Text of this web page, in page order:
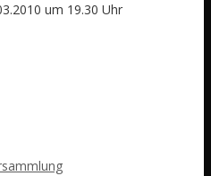
um 19.30 Uhr